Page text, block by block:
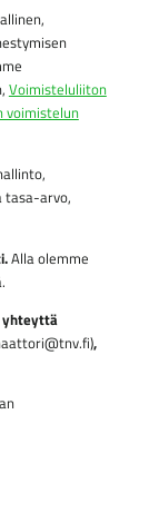
Voimisteluliiton
voimistelun
tasa-arvo,
Alla olemme
yhteyttä
,